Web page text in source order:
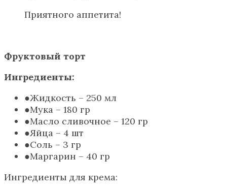
Приятного аппетита!
Фруктовый торт
Ингредиенты:
Жидкость – 250 мл
Мука – 180 гр
Масло сливочное – 120 гр
Яйца – 4 шт
Соль – 3 гр
Маргарин – 40 гр
Ингредиенты для крема: